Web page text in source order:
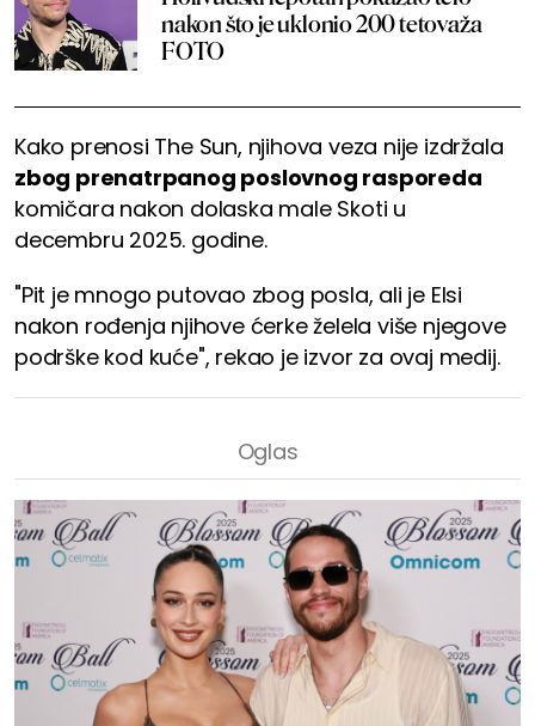
nakon što je uklonio 200 tetovaža
FOTO
Kako prenosi The Sun, njihova veza nije izdržala
zbog prenatrpanog poslovnog rasporeda
komičara nakon dolaska male Skoti u
decembru 2025. godine.
"Pit je mnogo putovao zbog posla, ali je Elsi
nakon rođenja njihove ćerke želela više njegove
podrške kod kuće", rekao je izvor za ovaj medij.